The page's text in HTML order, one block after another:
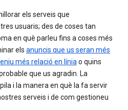
els serveis que
usuaris; des de coses tan
en què parleu fins a coses més
els anuncis que us seran més
més relació en líniao quins
que us agradin. La
i la manera en què la fa servir
serveis i de com gestioneu